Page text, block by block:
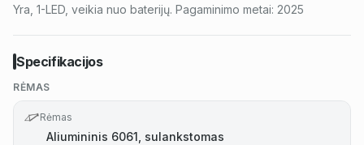
Yra, 1-LED, veikia nuo baterijų. Pagaminimo metai: 2025
Specifikacijos
RĖMAS
Rėmas
Aliumininis 6061, sulankstomas